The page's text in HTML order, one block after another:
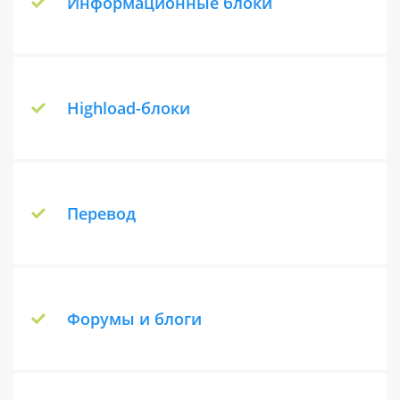
Подробнее о модуле
помощью этого модуля происходит
добавление на сайт новостей, статей,
Highload-блоки
нагрузок. Создан на основе ORM с
поддержкой NoSQL. Экономит время и
Перевод
продукта, а также языковых сообщений
системы на другие языки.
Форумы и блоги